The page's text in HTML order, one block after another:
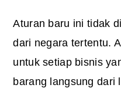
Aturan baru ini tidak
dari negara tertentu.
untuk setiap bisnis
barang langsung dari